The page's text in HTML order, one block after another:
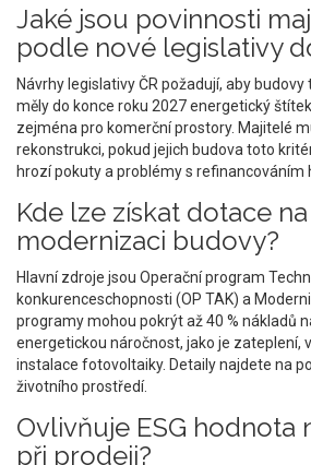
Jaké jsou povinnosti
podle nové legislativy
Návrhy legislativy ČR požadují, aby budovy
měly do konce roku 2027 energetický
zejména pro komerční prostory. Majitelé
rekonstrukci, pokud jejich budova toto
hrozí pokuty a problémy s refinancováním
Kde lze získat dotace
modernizaci budovy?
Hlavní zdroje jsou Operační program
konkurenceschopnosti (OP TAK) a
programy mohou pokrýt až 40 % nákladů
energetickou náročnost, jako je zateplení,
instalace fotovoltaiky. Detaily najdete na
životního prostředí.
Ovlivňuje ESG hodnota
při prodeji?